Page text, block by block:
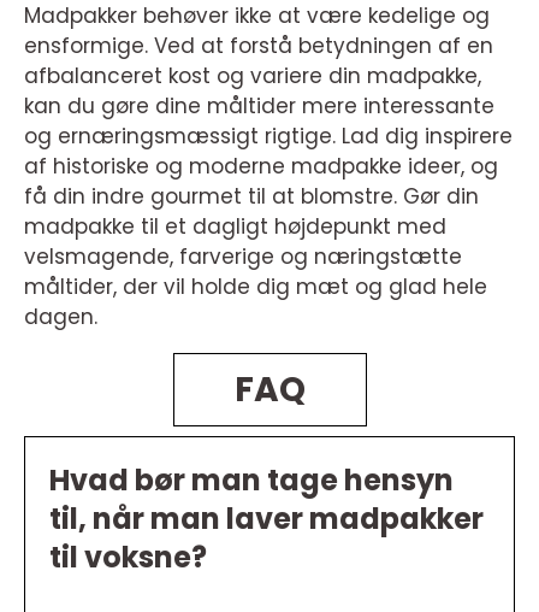
Madpakker behøver ikke at være kedelige og
ensformige. Ved at forstå betydningen af en
afbalanceret kost og variere din madpakke,
kan du gøre dine måltider mere interessante
og ernæringsmæssigt rigtige. Lad dig inspirere
af historiske og moderne madpakke ideer, og
få din indre gourmet til at blomstre. Gør din
madpakke til et dagligt højdepunkt med
velsmagende, farverige og næringstætte
måltider, der vil holde dig mæt og glad hele
dagen.
FAQ
Hvad bør man tage hensyn
til, når man laver madpakker
til voksne?